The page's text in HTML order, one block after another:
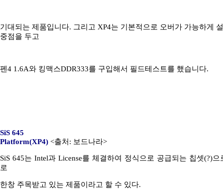
기대되는 제품입니다. 그리고 XP4는 기본적으로 오버가 가능하게
중점을 두고
펜4 1.6A와 킹맥스DDR333를 구입해서 필드테스트를 했습니다.
SiS 645
Platform(XP4) <출처: 보드나라>
SiS 645는 Intel과 License를 체결하여 정식으로 공급되는 칩셋(?)
로
한창 주목받고 있는 제품이라고 할 수 있다.